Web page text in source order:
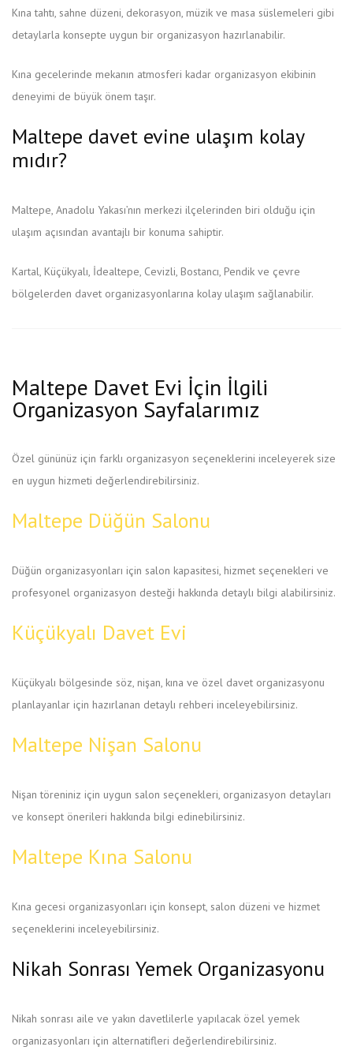
Kına tahtı, sahne düzeni, dekorasyon, müzik ve masa süslemeleri gibi
detaylarla konsepte uygun bir organizasyon hazırlanabilir.
Kına gecelerinde mekanın atmosferi kadar organizasyon ekibinin
deneyimi de büyük önem taşır.
Maltepe davet evine ulaşım kolay
mıdır?
Maltepe, Anadolu Yakası’nın merkezi ilçelerinden biri olduğu için
ulaşım açısından avantajlı bir konuma sahiptir.
Kartal, Küçükyalı, İdealtepe, Cevizli, Bostancı, Pendik ve çevre
bölgelerden davet organizasyonlarına kolay ulaşım sağlanabilir.
Maltepe Davet Evi İçin İlgili
Organizasyon Sayfalarımız
Özel gününüz için farklı organizasyon seçeneklerini inceleyerek size
en uygun hizmeti değerlendirebilirsiniz.
Maltepe Düğün Salonu
Düğün organizasyonları için salon kapasitesi, hizmet seçenekleri ve
profesyonel organizasyon desteği hakkında detaylı bilgi alabilirsiniz.
Küçükyalı Davet Evi
Küçükyalı bölgesinde söz, nişan, kına ve özel davet organizasyonu
planlayanlar için hazırlanan detaylı rehberi inceleyebilirsiniz.
Maltepe Nişan Salonu
Nişan töreniniz için uygun salon seçenekleri, organizasyon detayları
ve konsept önerileri hakkında bilgi edinebilirsiniz.
Maltepe Kına Salonu
Kına gecesi organizasyonları için konsept, salon düzeni ve hizmet
seçeneklerini inceleyebilirsiniz.
Nikah Sonrası Yemek Organizasyonu
Nikah sonrası aile ve yakın davetlilerle yapılacak özel yemek
organizasyonları için alternatifleri değerlendirebilirsiniz.